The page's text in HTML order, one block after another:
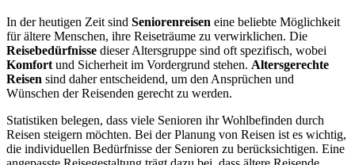
In der heutigen Zeit sind Seniorenreisen eine beliebte Möglichkeit
für ältere Menschen, ihre Reiseträume zu verwirklichen. Die
Reisebedürfnisse dieser Altersgruppe sind oft spezifisch, wobei
Komfort und Sicherheit im Vordergrund stehen. Altersgerechte
Reisen sind daher entscheidend, um den Ansprüchen und
Wünschen der Reisenden gerecht zu werden.
Statistiken belegen, dass viele Senioren ihr Wohlbefinden durch
Reisen steigern möchten. Bei der Planung von Reisen ist es wichtig,
die individuellen Bedürfnisse der Senioren zu berücksichtigen. Eine